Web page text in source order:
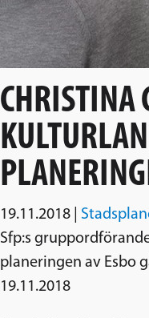
CHRISTINA
19.11.2018
Sfp:s
planeringen av Esbo
19.11.2018